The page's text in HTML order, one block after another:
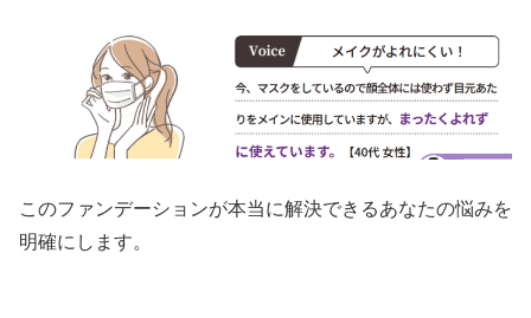
このファンデーションが本当に解決できるあなたの悩みを
明確にします。